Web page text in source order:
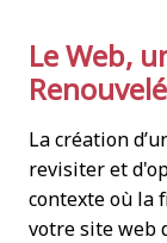
Le Web,
La création
revisiter et
contexte où la
votre site web